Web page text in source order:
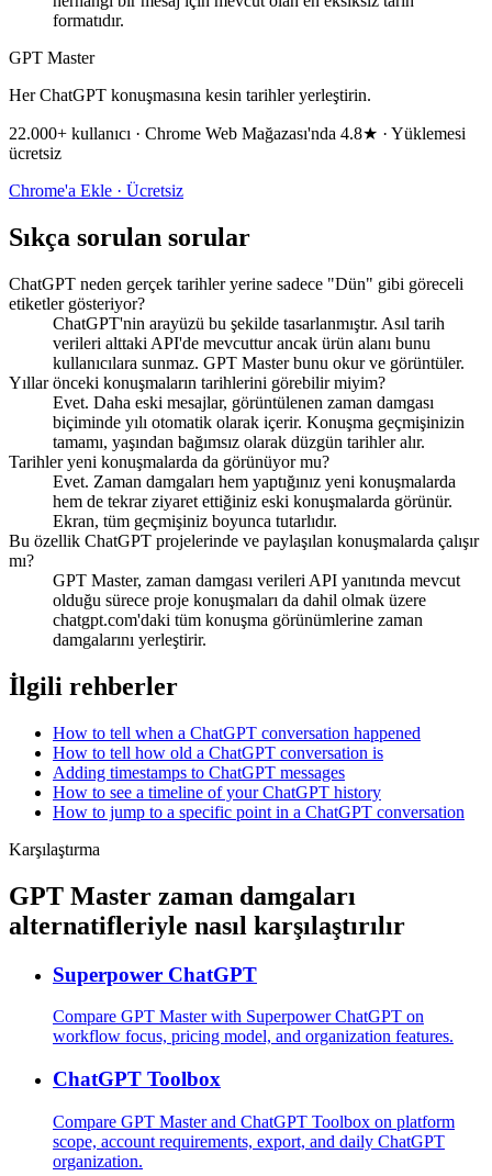
formatıdır.
GPT Master
Her ChatGPT konuşmasına kesin tarihler yerleştirin.
22.000+ kullanıcı · Chrome Web Mağazası'nda 4.8★ · Yüklemesi
ücretsiz
Chrome'a Ekle · Ücretsiz
Sıkça sorulan sorular
ChatGPT neden gerçek tarihler yerine sadece "Dün" gibi göreceli
etiketler gösteriyor?
ChatGPT'nin arayüzü bu şekilde tasarlanmıştır. Asıl tarih
verileri alttaki API'de mevcuttur ancak ürün alanı bunu
kullanıcılara sunmaz. GPT Master bunu okur ve görüntüler.
Yıllar önceki konuşmaların tarihlerini görebilir miyim?
Evet. Daha eski mesajlar, görüntülenen zaman damgası
biçiminde yılı otomatik olarak içerir. Konuşma geçmişinizin
tamamı, yaşından bağımsız olarak düzgün tarihler alır.
Tarihler yeni konuşmalarda da görünüyor mu?
Evet. Zaman damgaları hem yaptığınız yeni konuşmalarda
hem de tekrar ziyaret ettiğiniz eski konuşmalarda görünür.
Ekran, tüm geçmişiniz boyunca tutarlıdır.
Bu özellik ChatGPT projelerinde ve paylaşılan konuşmalarda çalışır
mı?
GPT Master, zaman damgası verileri API yanıtında mevcut
olduğu sürece proje konuşmaları da dahil olmak üzere
chatgpt.com'daki tüm konuşma görünümlerine zaman
damgalarını yerleştirir.
İlgili rehberler
How to tell when a ChatGPT conversation happened
How to tell how old a ChatGPT conversation is
Adding timestamps to ChatGPT messages
How to see a timeline of your ChatGPT history
How to jump to a specific point in a ChatGPT conversation
Karşılaştırma
GPT Master zaman damgaları
alternatifleriyle nasıl karşılaştırılır
Superpower ChatGPT
Compare GPT Master with Superpower ChatGPT on
workflow focus, pricing model, and organization features.
ChatGPT Toolbox
Compare GPT Master and ChatGPT Toolbox on platform
scope, account requirements, export, and daily ChatGPT
organization.